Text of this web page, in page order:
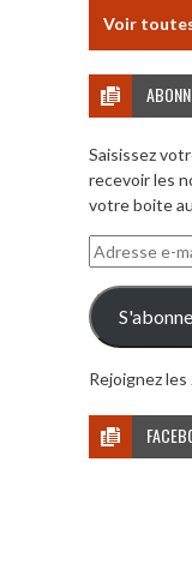
Voir
Saisissez
recevoir les
votre boite
Adresse
e-
mail
Rejoignez